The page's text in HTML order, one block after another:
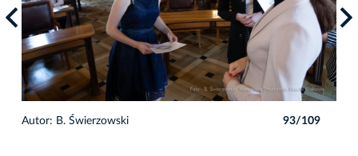
Autor: B. Świerzowski 93/109